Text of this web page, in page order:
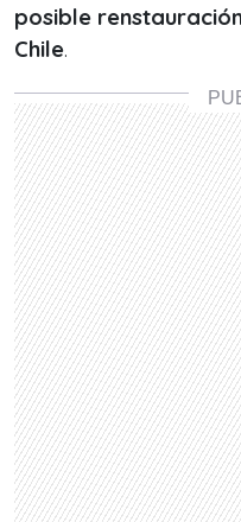
posible
Chile.